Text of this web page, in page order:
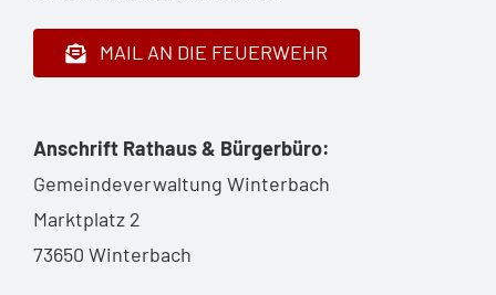
MAIL AN DIE FEUERWEHR
Anschrift Rathaus & Bürgerbüro:
Gemeindeverwaltung Winterbach
Marktplatz 2
73650 Winterbach